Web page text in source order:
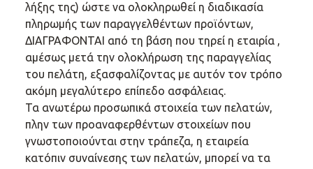
λήξης της) ώστε να ολοκληρωθεί η διαδικασία
πληρωμής των παραγγελθέντων προϊόντων,
ΔΙΑΓΡΑΦΟΝΤΑΙ από τη βάση που τηρεί η εταιρία ,
αμέσως μετά την ολοκλήρωση της παραγγελίας
του πελάτη, εξασφαλίζοντας με αυτόν τον τρόπο
ακόμη μεγαλύτερο επίπεδο ασφάλειας.
Τα ανωτέρω προσωπικά στοιχεία των πελατών,
πλην των προαναφερθέντων στοιχείων που
γνωστοποιούνται στην τράπεζα, η εταιρεία
κατόπιν συναίνεσης των πελατών, μπορεί να τα